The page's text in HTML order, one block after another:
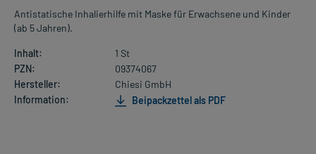
Antistatische Inhalierhilfe mit Maske für Erwachsene und Kinder
(ab 5 Jahren).
Inhalt:
1 St
PZN:
09374067
Hersteller:
Chiesi GmbH
Information:
Beipackzettel als PDF